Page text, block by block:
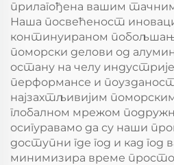
прилагођена вашим
Наша посвећеност
континуираном
поморски делови од
остану на челу
перформансе и
најзахтљивијим
глобалном мрежом
осигуравамо да су наши
доступни где год и кад
минимизира време